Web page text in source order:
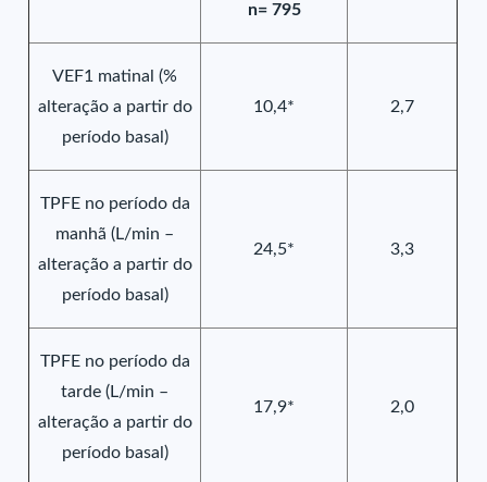
n= 795
VEF1 matinal (%
alteração a partir do
período basal)
10,4* 2,7
TPFE no período da
manhã (L/min –
alteração a partir do
período basal)
24,5* 3,3
TPFE no período da
tarde (L/min –
alteração a partir do
período basal)
17,9* 2,0